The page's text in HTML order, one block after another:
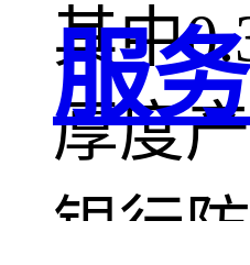
其中
厚度
银行
服务